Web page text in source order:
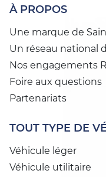
À PROPOS
Une marque de
Un réseau national
Nos engagements
Foire aux questions
Partenariats
TOUT TYPE DE
Véhicule léger
Véhicule utilitaire